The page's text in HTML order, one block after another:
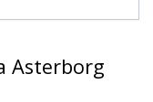
Asterborg